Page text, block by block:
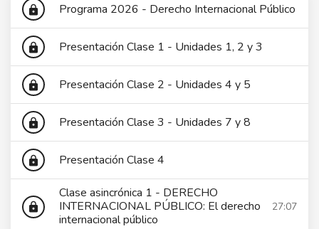
lock Programa 2026 - Derecho Internacional Público
lock Presentación Clase 1 - Unidades 1, 2 y 3
lock Presentación Clase 2 - Unidades 4 y 5
lock Presentación Clase 3 - Unidades 7 y 8
lock Presentación Clase 4
lock
Clase asincrónica 1 - DERECHO
INTERNACIONAL PÚBLICO: El derecho
internacional público
27:07